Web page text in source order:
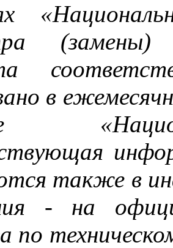
в
также в
- на
по